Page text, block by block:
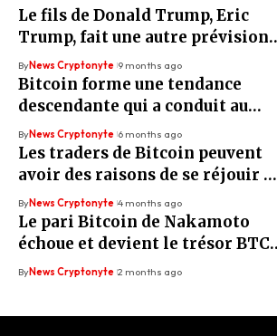
Le fils de Donald Trump, Eric
Trump, fait une autre prévision
du prix du Bitcoin – « Un actif de
classe mondiale »
ByNews Cryptonyte 9 months ago
Bitcoin forme une tendance
descendante qui a conduit au
creux du marché baissier de 2018
ByNews Cryptonyte 6 months ago
Les traders de Bitcoin peuvent
avoir des raisons de se réjouir –
Même si les réserves de BTC
tombent à 2,683 millions
ByNews Cryptonyte 4 months ago
Le pari Bitcoin de Nakamoto
échoue et devient le trésor BTC
le moins performant avec 35%
ByNews Cryptonyte 2 months ago